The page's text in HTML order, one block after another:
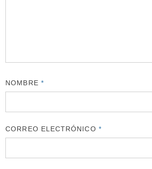
NOMBRE *
CORREO ELECTRÓNICO *